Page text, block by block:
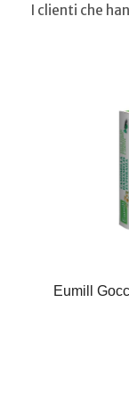
I clienti che
Eumill